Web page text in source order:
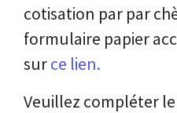
cotisation par par
formulaire papier
surce lien.
Veuillez compléter